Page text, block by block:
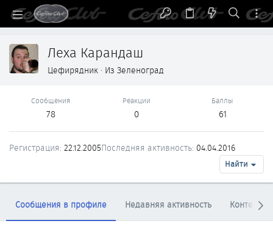
Леха Карандаш
Цефирядник · Из Зеленоград
Сообщения
78
Реакции
0
Баллы
61
Регистрация 22.12.2005Последняя активность 04.04.2016
Найти
Сообщения в профиле Недавняя активность Контент